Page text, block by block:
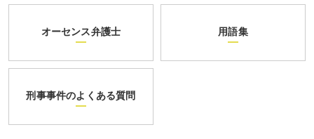
オーセンス弁護士 用語集
刑事事件のよくある質問